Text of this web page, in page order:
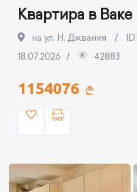
Квартира в Ваке
на ул. Н. Джвания ID:
18.07.2026
42883
1154076